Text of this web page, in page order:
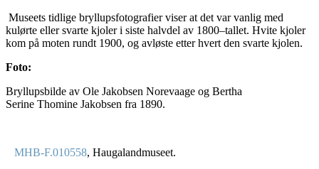
Museets tidlige bryllupsfotografier viser at det var vanlig med
kulørte eller svarte kjoler i siste halvdel av 1800–tallet. Hvite kjoler
kom på moten rundt 1900, og avløste etter hvert den svarte kjolen.
Foto:
Bryllupsbilde av Ole Jakobsen Norevaage og Bertha
Serine Thomine Jakobsen fra 1890.
MHB-F.010558, Haugalandmuseet.